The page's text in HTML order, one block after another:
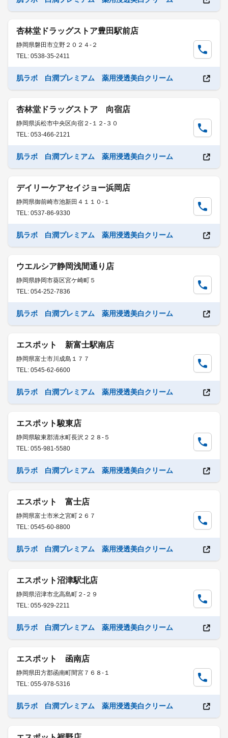
杏林堂ドラッグストア豊田駅前店
静岡県磐田市立野２０２４-２
TEL: 0538-35-2411
肌ラボ 白潤プレミアム 薬用浸透美白クリーム
杏林堂ドラッグストア 向宿店
静岡県浜松市中央区向宿２-１２-３０
TEL: 053-466-2121
肌ラボ 白潤プレミアム 薬用浸透美白クリーム
デイリーケアセイジョー浜岡店
静岡県御前崎市池新田４１１０-１
TEL: 0537-86-9330
肌ラボ 白潤プレミアム 薬用浸透美白クリーム
ウエルシア静岡浅間通り店
静岡県静岡市葵区宮ケ崎町５
TEL: 054-252-7836
肌ラボ 白潤プレミアム 薬用浸透美白クリーム
エスポット 新富士駅南店
静岡県富士市川成島１７７
TEL: 0545-62-6600
肌ラボ 白潤プレミアム 薬用浸透美白クリーム
エスポット駿東店
静岡県駿東郡清水町長沢２２８-５
TEL: 055-981-5580
肌ラボ 白潤プレミアム 薬用浸透美白クリーム
エスポット 富士店
静岡県富士市米之宮町２６７
TEL: 0545-60-8800
肌ラボ 白潤プレミアム 薬用浸透美白クリーム
エスポット沼津駅北店
静岡県沼津市北高島町２-２９
TEL: 055-929-2211
肌ラボ 白潤プレミアム 薬用浸透美白クリーム
エスポット 函南店
静岡県田方郡函南町間宮７６８-１
TEL: 055-978-5316
肌ラボ 白潤プレミアム 薬用浸透美白クリーム